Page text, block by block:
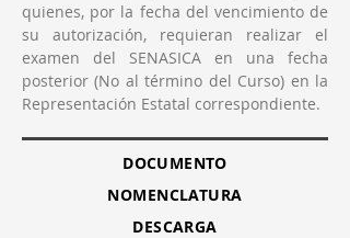
quienes, por la fecha del vencimiento de
su autorización, requieran realizar el
examen del SENASICA en una fecha
posterior (No al término del Curso) en la
Representación Estatal correspondiente.
DOCUMENTO
NOMENCLATURA
DESCARGA